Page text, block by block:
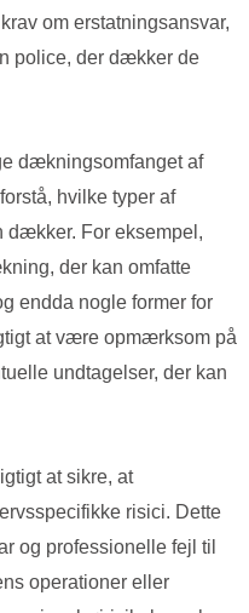
om erstatningsansvar,
police, der dækker de
dækningsomfanget af
hvilke typer af
dækker. For eksempel,
der kan omfatte
endda nogle former for
at være opmærksom på
undtagelser, der kan
at sikre, at
risici. Dette
og professionelle fejl til
operationer eller